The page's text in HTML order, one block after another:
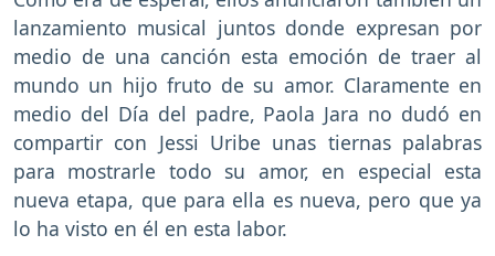
lanzamiento musical juntos donde expresan por
medio de una canción esta emoción de traer al
mundo un hijo fruto de su amor. Claramente en
medio del Día del padre, Paola Jara no dudó en
compartir con Jessi Uribe unas tiernas palabras
para mostrarle todo su amor, en especial esta
nueva etapa, que para ella es nueva, pero que ya
lo ha visto en él en esta labor.